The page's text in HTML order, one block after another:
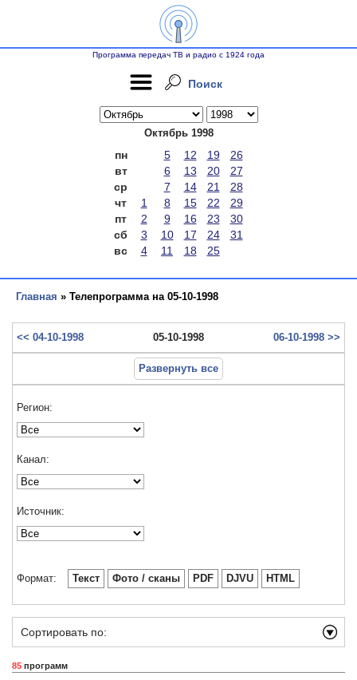
Программа передач ТВ и радио с 1924 года
Поиск
Октябрь 1998
пн 5 12 19
26
вт
6 13 20
27
ср
7 14 21
28
чт
1 8 15 22
29
пт
2 9 16 23
30
сб
3 10 17 24
31
вс
4 11 18 25
Главная » Телепрограмма на 05-10-1998
<< 04-10-1998 05-10-1998 06-10-1998 >>
Развернуть все
Регион:
Канал:
Источник:
Формат: Текст Фото / сканы PDF DJVU HTML
Сортировать по:
85 программ